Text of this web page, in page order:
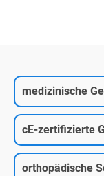
medizinische
cE-zertifizierte
orthopädische